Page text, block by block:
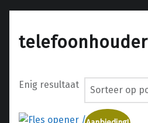
telefoonhouder
Enig resultaat